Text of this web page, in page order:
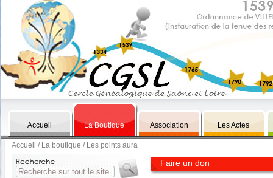
Accueil La Boutique Association Les Actes
Accueil / La boutique / Les points aura
Faire un don